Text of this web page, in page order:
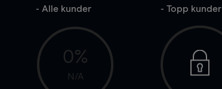
- Alle kunder
0%
N/A
- Topp kunder